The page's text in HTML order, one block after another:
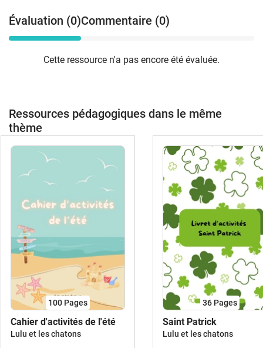
Évaluation (0)Commentaire (0)
Cette ressource n'a pas encore été évaluée.
Ressources pédagogiques dans le même
thème
100 Pages
Cahier d'activités de l'été
Lulu et les chatons
36 Pages
Saint Patrick
Lulu et les chatons